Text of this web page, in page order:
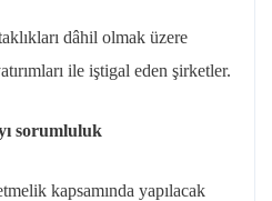
dâhil olmak üzere
ile iştigal eden şirketler.
sorumluluk
kapsamında yapılacak